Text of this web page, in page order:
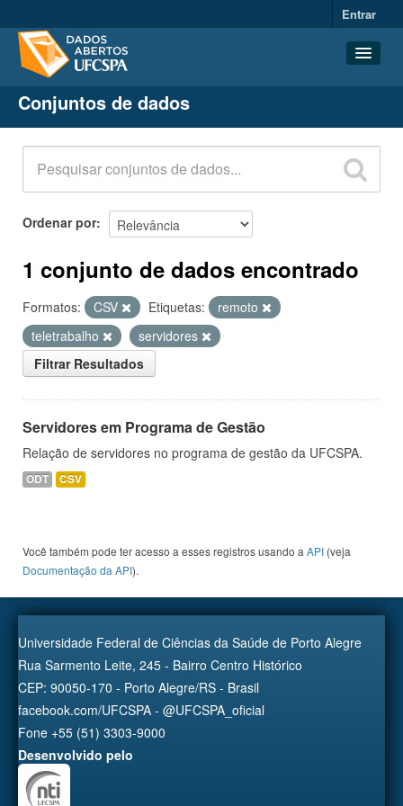
Entrar
Conjuntos de dados
Organizações
Grupos
Sobre
Conjuntos de dados
Ordenar por
1 conjunto de dados encontrado
Formatos: CSV Etiquetas:
remoto
teletrabalho
servidores
Filtrar Resultados
Servidores em Programa de Gestão
Relação de servidores no programa de gestão da UFCSPA.
ODT CSV
Você também pode ter acesso a esses registros usando a API (veja
Documentação da API).
Universidade Federal de Ciências da Saúde de Porto Alegre
Rua Sarmento Leite, 245 - Bairro Centro Histórico
CEP: 90050-170 - Porto Alegre/RS - Brasil
facebook.com/UFCSPA - @UFCSPA_oficial
Fone +55 (51) 3303-9000
Desenvolvido pelo